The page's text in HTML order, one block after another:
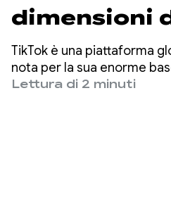
dimensioni
del 58% e
prestazioni
TikTok è una piattaforma
nota per la sua enorme
funzionalità innovative.
Lettura di 2 minuti